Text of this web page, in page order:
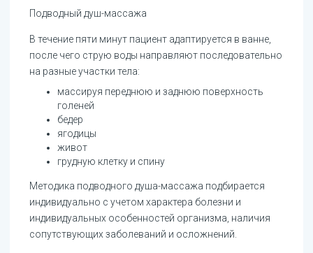
Подводный душ-массажа
В течение пяти минут пациент адаптируется в ванне,
после чего струю воды направляют последовательно
на разные участки тела:
массируя переднюю и заднюю поверхность
голеней
бедер
ягодицы
живот
грудную клетку и спину
Методика подводного душа-массажа подбирается
индивидуально с учетом характера болезни и
индивидуальных особенностей организма, наличия
сопутствующих заболеваний и осложнений.